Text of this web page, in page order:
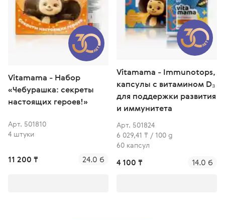
Завершён
Апрель
Легкость детокса
Vitamama - Набор
«Чебурашка: секреты
настоящих героев!»
Арт. 501810
4 штуки
11 200 ₸ 24.0 б
Vitamama - Immunotops,
капсулы с витамином D₃
для поддержки развития
и иммунитета
Арт. 501824
6 029,41 ₸ / 100 g
60 капсул
4 100 ₸ 14.0 б